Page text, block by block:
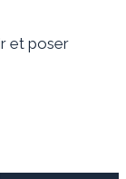
et poser